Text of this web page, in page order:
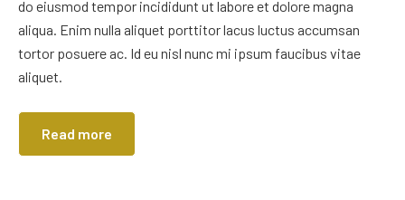
do eiusmod tempor incididunt ut labore et dolore magna
aliqua. Enim nulla aliquet porttitor lacus luctus accumsan
tortor posuere ac. Id eu nisl nunc mi ipsum faucibus vitae
aliquet.
Read more